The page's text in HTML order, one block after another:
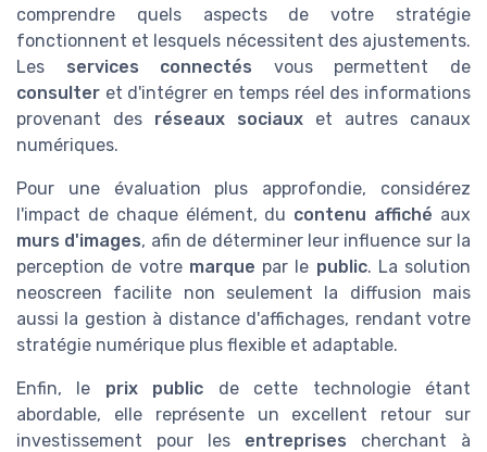
comprendre quels aspects de votre stratégie
fonctionnent et lesquels nécessitent des ajustements.
Les services connectés vous permettent de
consulter et d'intégrer en temps réel des informations
provenant des réseaux sociaux et autres canaux
numériques.
Pour une évaluation plus approfondie, considérez
l'impact de chaque élément, du contenu affiché aux
murs d'images, afin de déterminer leur influence sur la
perception de votre marque par le public. La solution
neoscreen facilite non seulement la diffusion mais
aussi la gestion à distance d'affichages, rendant votre
stratégie numérique plus flexible et adaptable.
Enfin, le prix public de cette technologie étant
abordable, elle représente un excellent retour sur
investissement pour les entreprises cherchant à